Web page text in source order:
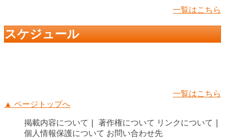
一覧はこちら
スケジュール
一覧はこちら
▲ ページトップへ
掲載内容について 著作権について リンクについて
個人情報保護について お問い合わせ先